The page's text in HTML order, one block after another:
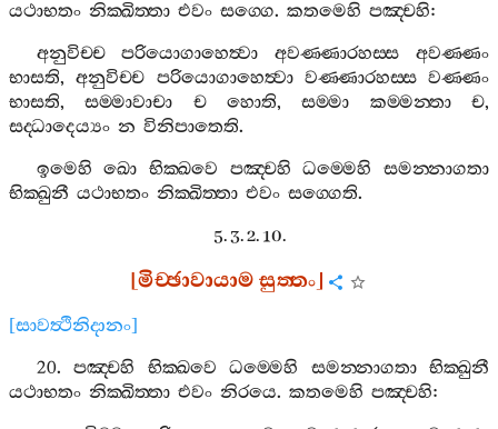
යථාභතං නික‍්ඛිත‍්තා එවං සග‍්ගෙ. කතමෙහි පඤ‍්චහි:
අනුවිච‍්ච
පරියොගාහෙත්‍වා අවණ‍්ණාරහස‍්ස
අවණ‍්ණං
භාසති,අනුවිච‍්ච පරියොගාහෙත්‍වා වණ‍්ණාරහස‍්ස වණ‍්ණං
භාසති,සම‍්මාවාචා ච හොති,සම‍්මා කම‍්මන‍්තා ච,
සද‍්ධාදෙය්‍යං න විනිපාතෙති.
ඉමෙහි ඛො භික‍්ඛවෙ පඤ‍්චහි ධම‍්මෙහි
සමන‍්නාගතා
භික‍්ඛුනී යථාභතං නික‍්ඛිත‍්තා එවං සග‍්ගෙති.
5. 3. 2. 10.
[මිච‍්ඡාවායාමසුත‍්තං]
[සාවත්‍ථිනිදානං]
20.පඤ‍්චහි භික‍්ඛවෙ ධම‍්මෙහි සමන‍්නාගතා
භික‍්ඛුනී
යථාභතං නික‍්ඛිත‍්තා එවං නිරයෙ. කතමෙහි පඤ‍්චහි: